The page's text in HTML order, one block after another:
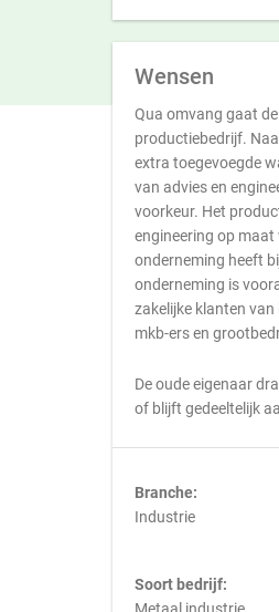
Wensen
Qua omvang gaat
productiebedrijf.
extra toegevoegde
van advies en
voorkeur. Het
engineering op
onderneming heeft
onderneming is
zakelijke klanten
mkb-ers en
De oude eigenaar
of blijft gedeeltelijk
Branche:
Industrie
Soort bedrijf: